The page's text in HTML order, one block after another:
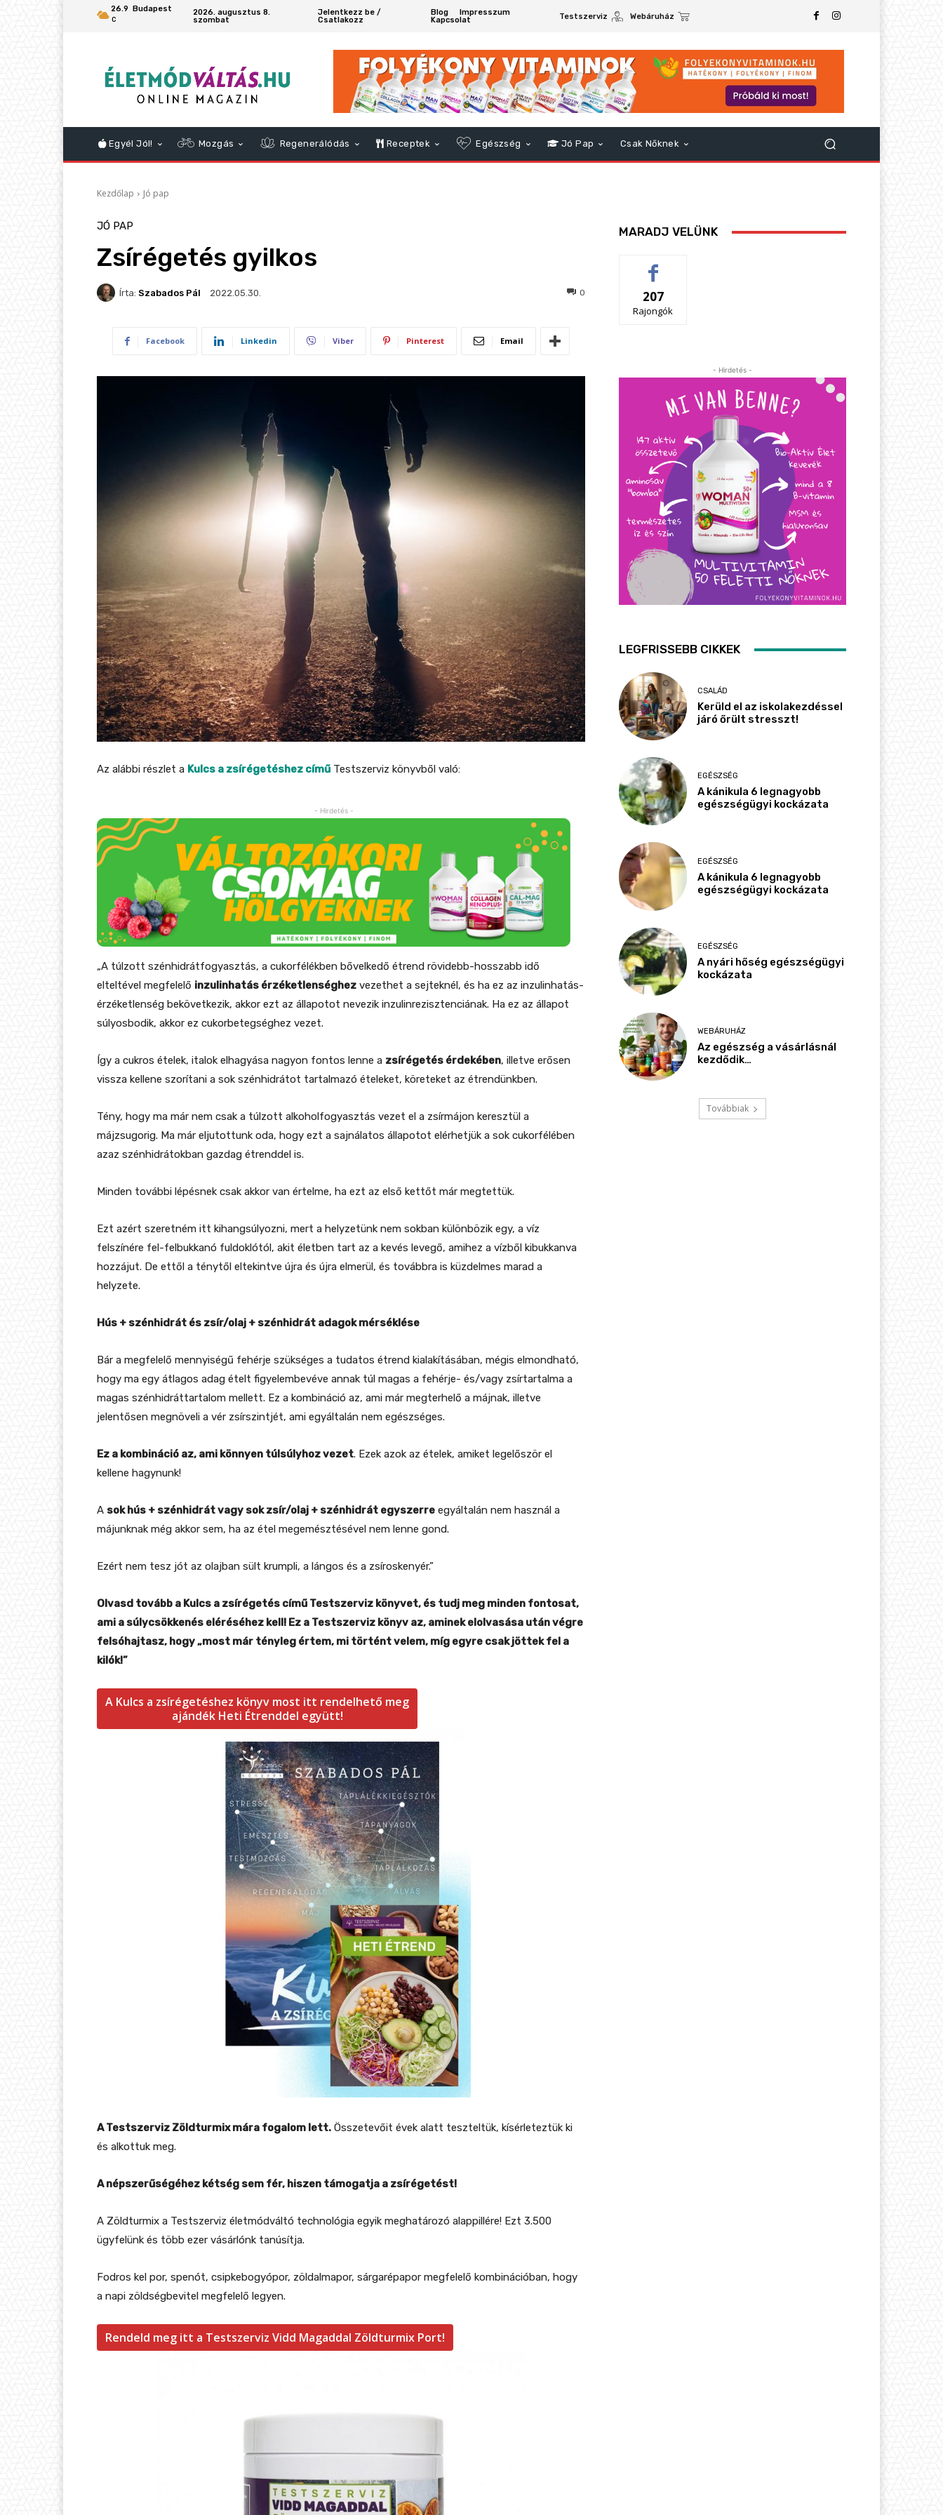
26.9
C
Budapest
2026. augusztus 8.
szombat
Jelentkezz be /
Csatlakozz
Blog
Impresszum
Kapcsolat
Testszerviz Webáruház
Egyél Jól! Mozgás Regenerálódás Receptek Egészség Jó Pap Csak Nőknek
Kezdőlap Jó pap
JÓ PAP
Zsírégetés gyilkos
Írta: Szabados Pál 2022.05.30. 0
Facebook Linkedin Viber Pinterest Email
Az alábbi részlet a Kulcs a zsírégetéshez című Testszerviz könyvből való:
- Hirdetés -
„A túlzott szénhidrátfogyasztás, a cukorfélékben bővelkedő étrend rövidebb-hosszabb idő
elteltével megfelelő inzulinhatás érzéketlenséghez vezethet a sejteknél, és ha ez az inzulinhatás-
érzéketlenség bekövetkezik, akkor ezt az állapotot nevezik inzulinrezisztenciának. Ha ez az állapot
súlyosbodik, akkor ez cukorbetegséghez vezet.
Így a cukros ételek, italok elhagyása nagyon fontos lenne a zsírégetés érdekében, illetve erősen
vissza kellene szorítani a sok szénhidrátot tartalmazó ételeket, köreteket az étrendünkben.
Tény, hogy ma már nem csak a túlzott alkoholfogyasztás vezet el a zsírmájon keresztül a
májzsugorig. Ma már eljutottunk oda, hogy ezt a sajnálatos állapotot elérhetjük a sok cukorfélében
azaz szénhidrátokban gazdag étrenddel is.
Minden további lépésnek csak akkor van értelme, ha ezt az első kettőt már megtettük.
Ezt azért szeretném itt kihangsúlyozni, mert a helyzetünk nem sokban különbözik egy, a víz
felszínére fel-felbukkanó fuldoklótól, akit életben tart az a kevés levegő, amihez a vízből kibukkanva
hozzájut. De ettől a ténytől eltekintve újra és újra elmerül, és továbbra is küzdelmes marad a
helyzete.
Hús + szénhidrát és zsír/olaj + szénhidrát adagok mérséklése
Bár a megfelelő mennyiségű fehérje szükséges a tudatos étrend kialakításában, mégis elmondható,
hogy ma egy átlagos adag ételt figyelembevéve annak túl magas a fehérje- és/vagy zsírtartalma a
magas szénhidráttartalom mellett. Ez a kombináció az, ami már megterhelő a májnak, illetve
jelentősen megnöveli a vér zsírszintjét, ami egyáltalán nem egészséges.
Ez a kombináció az, ami könnyen túlsúlyhoz vezet. Ezek azok az ételek, amiket legelőször el
kellene hagynunk!
A sok hús + szénhidrát vagy sok zsír/olaj + szénhidrát egyszerre egyáltalán nem használ a
májunknak még akkor sem, ha az étel megemésztésével nem lenne gond.
Ezért nem tesz jót az olajban sült krumpli, a lángos és a zsíroskenyér.”
Olvasd tovább a Kulcs a zsírégetés című Testszerviz könyvet, és tudj meg minden fontosat,
ami a súlycsökkenés eléréséhez kell! Ez a Testszerviz könyv az, aminek elolvasása után végre
felsóhajtasz, hogy „most már tényleg értem, mi történt velem, míg egyre csak jöttek fel a
kilók!”
A Kulcs a zsírégetéshez könyv most itt rendelhető meg
ajándék Heti Étrenddel együtt!
A Testszerviz Zöldturmix mára fogalom lett. Összetevőit évek alatt teszteltük, kísérleteztük ki
és alkottuk meg.
A népszerűségéhez kétség sem fér, hiszen támogatja a zsírégetést!
A Zöldturmix a Testszerviz életmódváltó technológia egyik meghatározó alappillére! Ezt 3.500
ügyfelünk és több ezer vásárlónk tanúsítja.
Fodros kel por, spenót, csipkebogyópor, zöldalmapor, sárgarépapor megfelelő kombinációban, hogy
a napi zöldségbevitel megfelelő legyen.
Rendeld meg itt a Testszerviz Vidd Magaddal Zöldturmix Port!
MARADJ VELÜNK
207
Rajongók
- Hirdetés -
LEGFRISSEBB CIKKEK
CSALÁD
Kerüld el az iskolakezdéssel
járó őrült stresszt!
EGÉSZSÉG
A kánikula 6 legnagyobb
egészségügyi kockázata
EGÉSZSÉG
A kánikula 6 legnagyobb
egészségügyi kockázata
EGÉSZSÉG
A nyári hőség egészségügyi
kockázata
WEBÁRUHÁZ
Az egészség a vásárlásnál
kezdődik…
Továbbiak